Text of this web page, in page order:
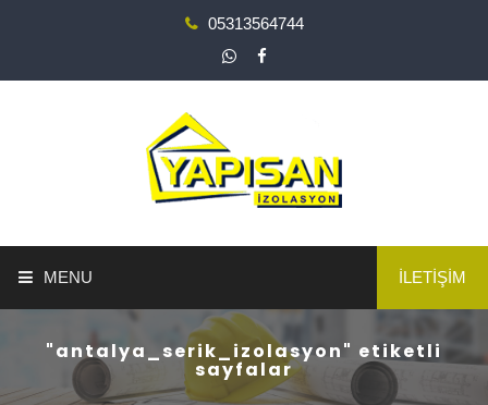
05313564744
MENU
ANA SAYFA
İLETİŞİM
"antalya_serik_izolasyon" etiketli
sayfalar